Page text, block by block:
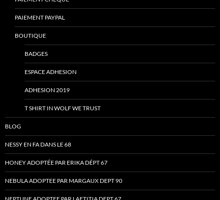
PAIEMENT PAYPAL
BOUTIQUE
BADGES
ESPACE ADHESION
ADHESION 2019
T SHIRT IN WOLF WE TRUST
BLOG
NESSY EN FA DANS LE 68
HONEY ADOPTÉE PAR ERIKA DÉPT 67
NEBULA ADOPTEE PAR MARGAUX DEPT 90